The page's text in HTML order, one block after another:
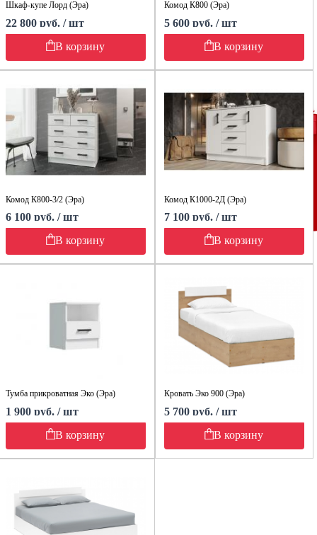
Шкаф-купе Лорд (Эра)
22 800 руб. / шт
В корзину
Комод К800 (Эра)
5 600 руб. / шт
В корзину
Комод К800-3/2 (Эра)
6 100 руб. / шт
В корзину
Комод К1000-2Д (Эра)
7 100 руб. / шт
В корзину
Тумба прикроватная Эко (Эра)
1 900 руб. / шт
В корзину
Кровать Эко 900 (Эра)
5 700 руб. / шт
В корзину